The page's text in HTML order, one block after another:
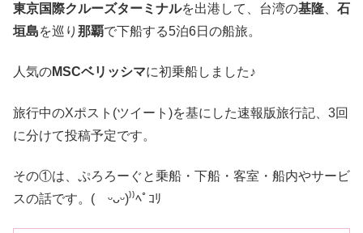
東京国際クルーズターミナルを出港して、台湾の基隆
石
垣島を巡り 那覇で下船する5泊6日の船旅。
人気のMSCベリッシマに初乗船しました♪
旅行中のXポスト(ツイート)を基にした速報版旅行記、3回
に分けて投稿予定です。
その①は、ぷろろーぐと乗船・下船・客室・船内やサービ
スの話です。( ᵕᴗᵕ)⁾⁾ﾍﾟｺﾘ